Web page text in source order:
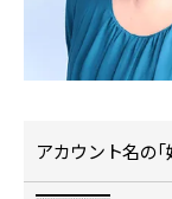
アカウント名の